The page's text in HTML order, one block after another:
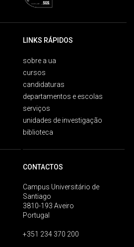
LINKS RÁPIDOS
sobre a ua
cursos
candidaturas
departamentos e escolas
serviços
unidades de investigação
biblioteca
CONTACTOS
Campus Universitário de
Santiago
3810-193 Aveiro
Portugal
+351 234 370 200